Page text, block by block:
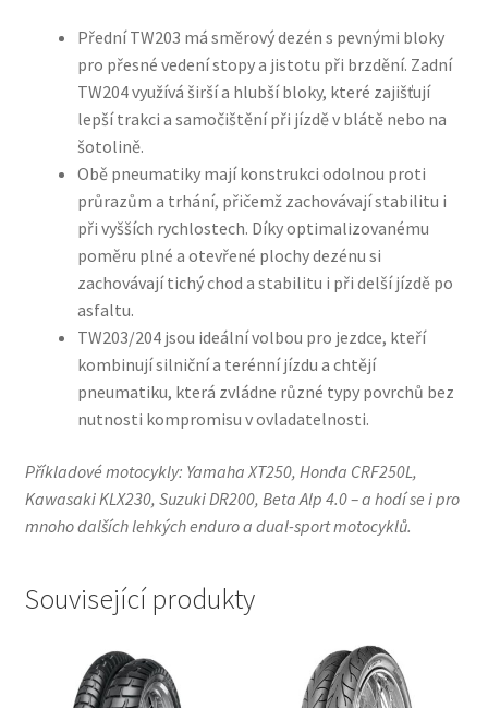
Přední TW203 má směrový dezén s pevnými bloky
pro přesné vedení stopy a jistotu při brzdění. Zadní
TW204 využívá širší a hlubší bloky, které zajišťují
lepší trakci a samočištění při jízdě v blátě nebo na
šotolině.
Obě pneumatiky mají konstrukci odolnou proti
průrazům a trhání, přičemž zachovávají stabilitu i
při vyšších rychlostech. Díky optimalizovanému
poměru plné a otevřené plochy dezénu si
zachovávají tichý chod a stabilitu i při delší jízdě po
asfaltu.
TW203/204 jsou ideální volbou pro jezdce, kteří
kombinují silniční a terénní jízdu a chtějí
pneumatiku, která zvládne různé typy povrchů bez
nutnosti kompromisu v ovladatelnosti.
Příkladové motocykly: Yamaha XT250, Honda CRF250L,
Kawasaki KLX230, Suzuki DR200, Beta Alp 4.0 – a hodí se i pro
mnoho dalších lehkých enduro a dual-sport motocyklů.
Související produkty